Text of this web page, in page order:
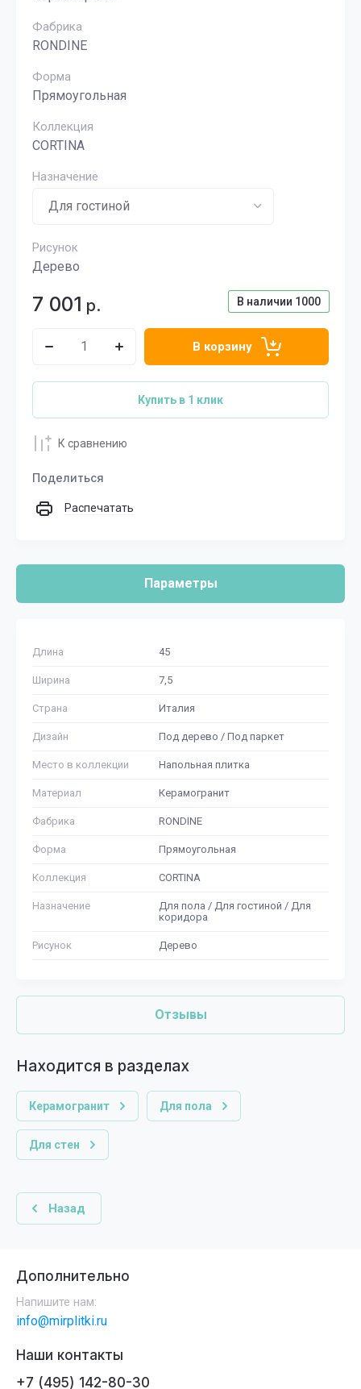
Фабрика
RONDINE
Форма
Прямоугольная
Коллекция
CORTINA
Назначение
Рисунок
Дерево
В наличии 1000
7 001 р.
В корзину
Купить в 1 клик
К сравнению
Поделиться
Распечатать
Параметры
Длина 45
Ширина 7,5
Страна Италия
Дизайн Под дерево / Под паркет
Место в коллекции Напольная плитка
Материал Керамогранит
Фабрика RONDINE
Форма Прямоугольная
Коллекция CORTINA
Назначение
Для пола / Для гостиной / Для
коридора
Рисунок Дерево
Отзывы
Находится в разделах
Керамогранит Для пола
Для стен
Назад
Наши контакты
+7 (495) 142-80-30
Дополнительно
Напишите нам:
info@mirplitki.ru